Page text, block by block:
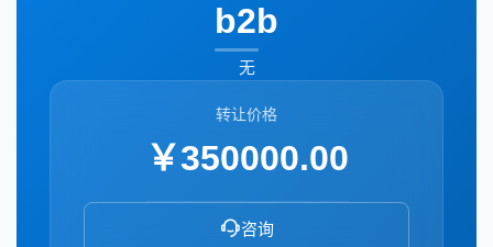
b2b
无
转让价格
￥350000.00
咨询